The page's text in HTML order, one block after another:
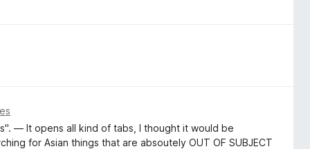
— It opens all kind of tabs, I thought it would be
for Asian things that are absoutely OUT OF SUBJECT